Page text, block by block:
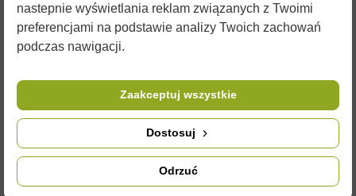
Do etykiety polecamy również nasze ciekawenakrętki
na słoiki, w naszej ofercie można znaleźć równieżbroszurki
informacyjne lub banery, proponujemy także
Zdjęcia są ilustracją poglądową i czasami przedmioty mogą
różnić się od wyglądu w rzeczywistości. Nie zmienia to jednak
ich właściwości użytkowych.
SZCZEGÓŁY PRODUKTU
nastepnie wyświetlania reklam związanych z Twoimi
preferencjami na podstawie analizy Twoich zachowań
podczas nawigacji.
Odrzuć
Dostosuj
Zaakceptuj wszystkie